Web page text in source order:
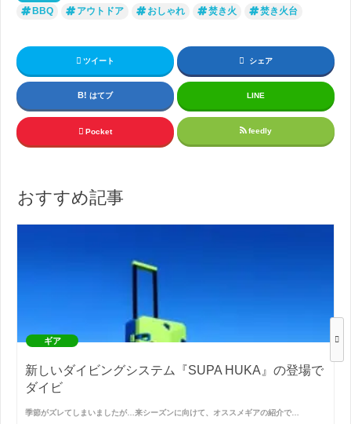
BBQ アウトドア おしゃれ 焚き火 焚き火台
ツイート シェア
はてブ LINE
Pocket feedly
おすすめ記事
ギア
新しいダイビングシステム『SUPA HUKA』の登場で
ダイビ
季節がズレてしまいましたが…来シーズンに向けて、オススメギアの紹介で…